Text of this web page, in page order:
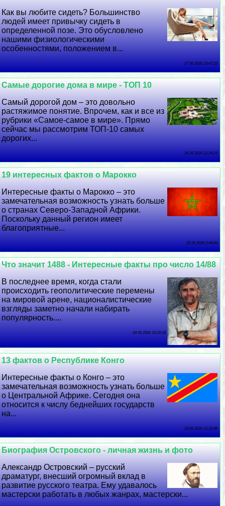
Как вы любите сидеть? Большинство
людей имеет привычку сидеть в
определенной позе. Это обусловлено
нашими физиологическими
особенностями, положением в...
27 06 2026 10:47:22
Самые дорогие дома в мире - ТОП 10
Самый дорогой дом – это довольно
растяжимое понятие. Впрочем, как и все из
рубрики «Самое-самое в мире». Прямо
сейчас мы рассмотрим ТОП-10 самых
дорогих...
26 06 2026 12:24:25
19 интересных фактов о Марокко
Интересные факты о Марокко – это
замечательная возможность узнать больше
о странах Северо-Западной Африки.
Поскольку данный регион имеет
благоприятные...
25 06 2026 2:44:44
Что значит 1488 - Интересные факты про число 14/88
В последнее время, когда стали
происходить геополитические перемены
на мировой арене, националистические
взгляды заметно начали набирать
популярность....
24 06 2026 19:18:18
13 фактов о Республике Конго
Интересные факты о Конго – это
замечательная возможность узнать больше
о Центральной Африке. Сегодня она
относится к числу беднейших государств
на...
23 06 2026 12:12:48
Биография Островского - личная жизнь и фото
Александр Островский – русский
драматург, внесший огромный вклад в
развитие русского театра. Ему удавалось
мастерски работать в любых жанрах, мастерски...